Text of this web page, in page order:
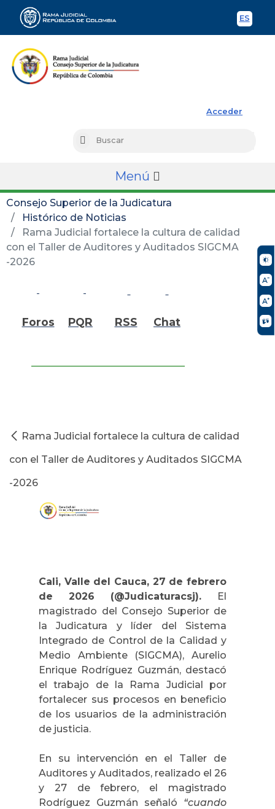
ES
Acceder
Buscar
Menú
Consejo Superior de la Judicatura
Histórico de Noticias
Rama Judicial fortalece la cultura de calidad
con el Taller de Auditores y Auditados SIGCMA
-2026
Foros PQR RSS Chat
Rama Judicial fortalece la cultura de calidad
con el Taller de Auditores y Auditados SIGCMA
-2026
Cali, Valle del Cauca, 27 de febrero
de 2026 (@Judicaturacsj).
El
magistrado del Consejo Superior de
la Judicatura y líder del Sistema
Integrado de Control de la Calidad y
Medio Ambiente (SIGCMA), Aurelio
Enrique Rodríguez Guzmán, destacó
el trabajo de la Rama Judicial por
fortalecer sus procesos en beneficio
de los usuarios de la administración
de justicia.
En su intervención en el Taller de
Auditores y Auditados, realizado el 26
y 27 de febrero, el magistrado
Rodríguez Guzmán señaló “cuando